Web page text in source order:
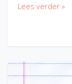
Lees verder »